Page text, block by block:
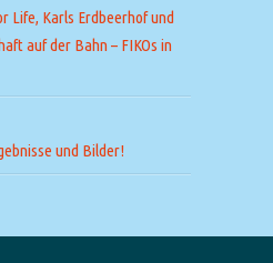
Life, Karls Erdbeerhof und
auf der Bahn – FIKOs in
und Bilder!